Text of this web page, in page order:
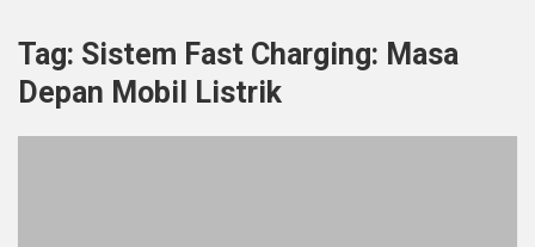
Tag: Sistem Fast Charging: Masa
Depan Mobil Listrik